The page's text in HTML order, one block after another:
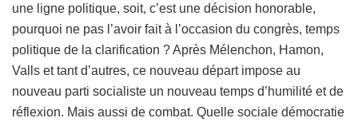
une ligne politique, soit, c’est une décision honorable,
pourquoi ne pas l’avoir fait à l’occasion du congrès, temps
politique de la clarification ? Après Mélenchon, Hamon,
Valls et tant d’autres, ce nouveau départ impose au
nouveau parti socialiste un nouveau temps d’humilité et de
réflexion. Mais aussi de combat. Quelle sociale démocratie